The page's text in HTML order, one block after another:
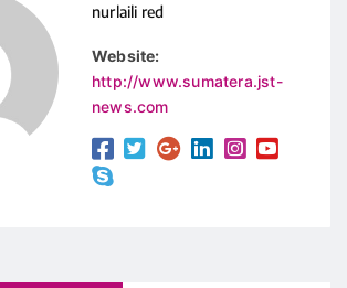
nurlaili red
Website:
http://www.sumatera.jst-
news.com